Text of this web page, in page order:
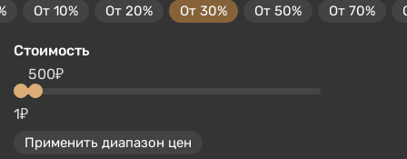
От 10% От 20% От 30% От 50% От 70%
Стоимость
1₽
500₽
Применить диапазон цен